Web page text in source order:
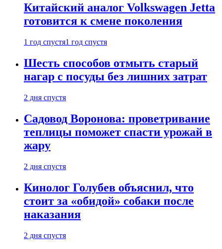
Китайский аналог Volkswagen Jetta
готовится к смене поколения
1 год спустя1 год спустя
Шесть способов отмыть старый
нагар с посуды без лишних затрат
2 дня спустя
Садовод Воронова: проветривание
теплицы поможет спасти урожай в
жару
2 дня спустя
Кинолог Голубев объяснил, что
стоит за «обидой» собаки после
наказания
2 дня спустя